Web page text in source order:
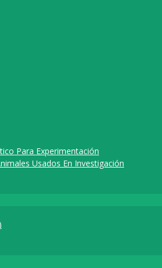
Para Experimentación
Usados En Investigación